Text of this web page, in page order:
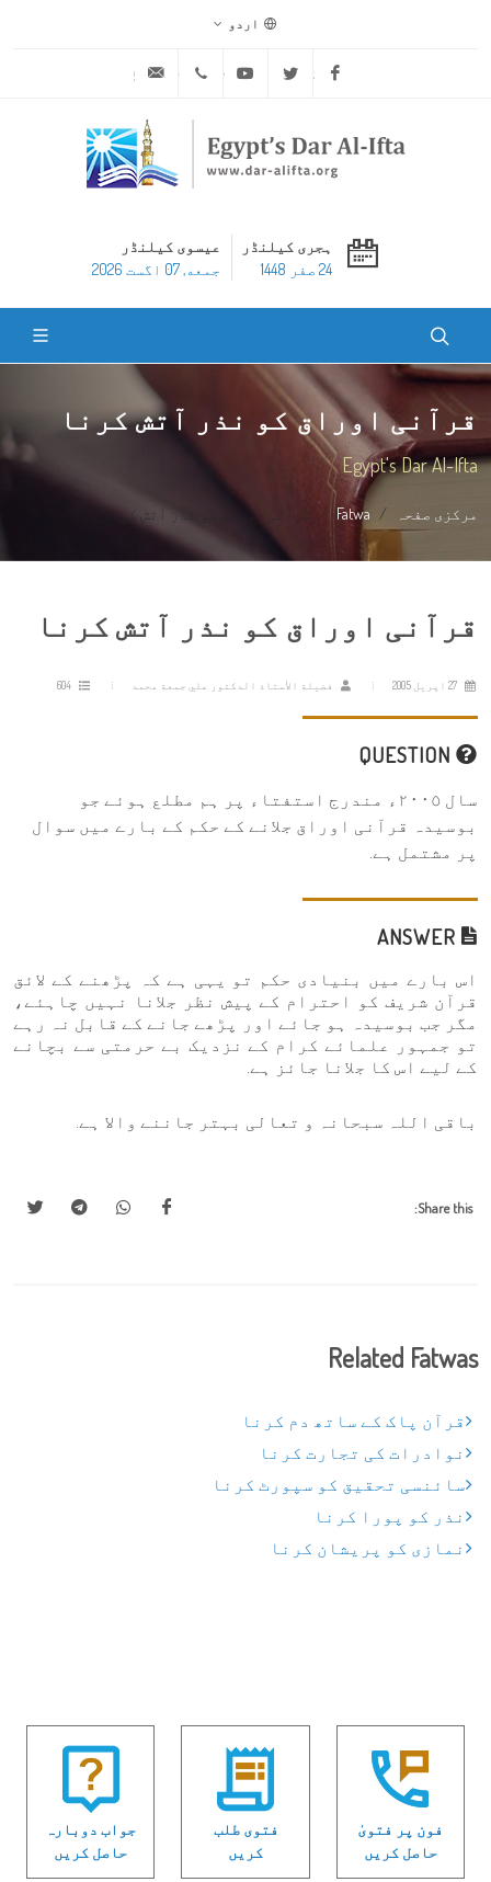
اردو
Facebook
Twitter
Youtube
ہجری کیلنڈر
24 صفر 1448
عیسوی کیلنڈر
جمعه, 07 اگست 2026
قرآنی اوراق کو نذر آتش کرنا
Egypt's Dar Al-Ifta
مرکزی صفحہ Fatwa قرآنی اوراق کو نذر آتش کرنا
قرآنی اوراق کو نذر آتش کرنا
فضيلة الأستاذ الدكتور علي جمعة محمد
سال ٢٠٠٥ء مندرج استفتاء پر ہم مطلع ہوئے جو
بوسیدہ قرآنی اوراق جلانے کے حکم کے بارے میں سوال
پر مشتمل ہے.
اس بارے میں بنیادی حکم تو یہی ہے کہ پڑھنے کے لائق
قرآن شریف کو احترام کے پیش نظر جلانا نہیں چاہئے،
مگر جب بوسیدہ ہو جائے اور پڑھے جانے کے قابل نہ رہے
تو جمہور علمائے کرام کے نزدیک بے حرمتی سے بچانے
کے لیے اس کا جلانا جائز ہے.
باقی اللہ سبحانہ و تعالی بہتر جاننے والا ہے.
Share this:
Related Fatwas
قرآن پاک کے ساتھ دم کرنا
نوادرات کی تجارت کرنا
سائنسی تحقیق کو سپورٹ کرنا
نذر کو پورا کرنا
نمازی کو پریشان کرنا
فون پر فتویٰ
حاصل کریں
فتوی طلب
کریں
جواب دوبارہ
حاصل کریں